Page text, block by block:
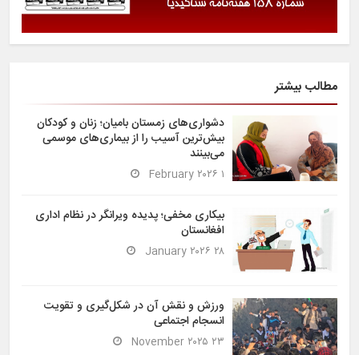
مطالب بیشتر
دشواری‌های زمستان بامیان؛ زنان و کودکان
بیش‌ترین آسیب را از بیماری‌های موسمی
می‌بینند
۱ February ۲۰۲۶
بیکاری مخفی؛ پدیده ویرانگر در نظام اداری
افغانستان
۲۸ January ۲۰۲۶
ورزش و نقش آن در شکل‌گیری و تقویت
انسجام اجتماعی
۲۳ November ۲۰۲۵